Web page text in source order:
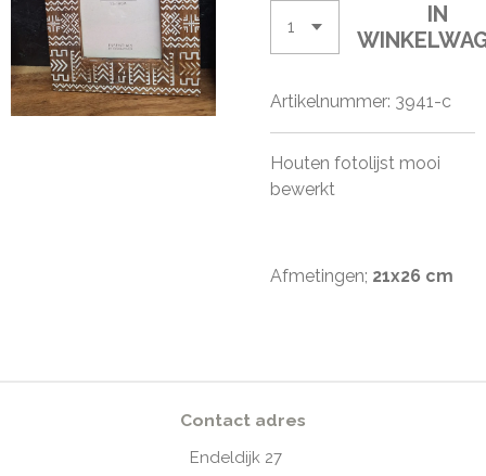
IN
Artikelnummer: 3941-c
Houten fotolijst mooi
bewerkt
Afmetingen; 21x26 cm
Contact adres
Endeldijk 27